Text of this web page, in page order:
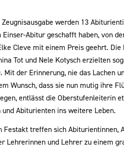
werden 13
Abitur geschafft haben, von
Cleve mit einem Preis geehrt. Die
Tot und Nele Kotysch erzielten
Mit der Erinnerung, nie das Lachen
Wunsch, dass sie nun mutig ihre
entlässt die Oberstufenleiterin
Abiturienten ins weitere Leben.
Festakt treffen sich Abiturientinnen,
Lehrerinnen und Lehrer zu einem